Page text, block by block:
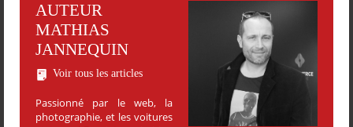
AUTEUR
MATHIAS
JANNEQUIN
Voir tous les articles
Passionné par le web, la
photographie, et les voitures